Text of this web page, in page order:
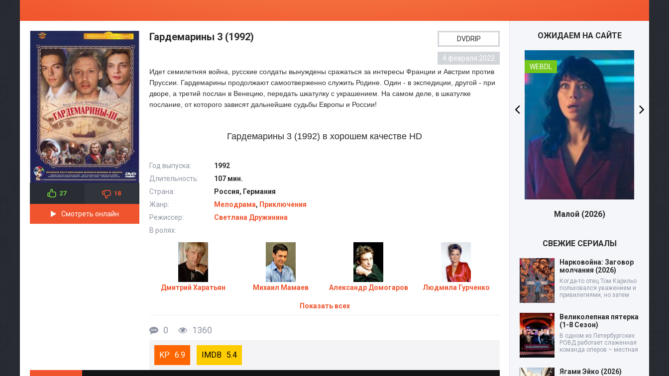
27 18
Смотреть онлайн
Гардемарины 3 (1992) DVDRIP
4 февраля 2022
Идет семилетняя война, русские солдаты вынуждены сражаться за интересы Франции и Австрии против
Пруссии. Гардемарины продолжают самоотверженно служить Родине. Один - в экспедиции, другой - при
дворе, а третий послан в Венецию, передать шкатулку с украшением. На самом деле, в шкатулке
послание, от которого зависят дальнейшие судьбы Европы и России!
Гардемарины 3 (1992) в хорошем качестве HD
Год выпуска:
1992
Длительность:
107 мин.
Страна:
Россия, Германия
Жанр:
Мелодрама, Приключения
Режиссер:
Светлана Дружинина
В ролях:
Дмитрий Харатьян Михаил Мамаев Александр Домогаров Людмила Гурченко
Показать всех
0 1360
6.9 5.4
ОЖИДАЕМ НА САЙТЕ
WEBDL
Малой (2026)
СВЕЖИЕ СЕРИАЛЫ
Нарковойна: Заговор
молчания (2026)
Когда-то отец Том Карильо
пользовался уважением и
привилегиями, но затем
Великолепная пятерка
(1-8 Сезон)
В одном из Петербургских
РОВД работает слаженная
команда оперов – местная
Ягами Эйко (2026)